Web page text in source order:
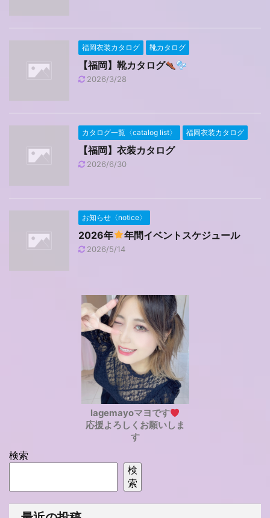
福岡衣装カタログ 靴カタログ
【福岡】靴カタログ
2026/3/28
カタログ一覧〈catalog list〉 福岡衣装カタログ
【福岡】衣装カタログ
2026/6/30
お知らせ〈notice〉
2026年 年間イベントスケジュール
2026/5/14
lagemayoマヨです
応援よろしくお願いしま
す
検索
検
索